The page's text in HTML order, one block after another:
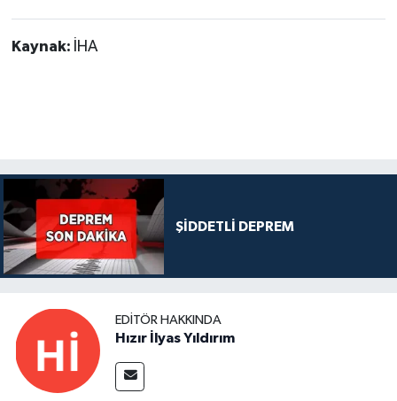
Kaynak: İHA
ŞİDDETLİ DEPREM
EDITÖR HAKKINDA
Hızır İlyas Yıldırım